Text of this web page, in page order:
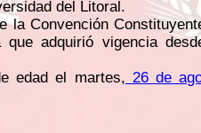
del Litoral.
la Convención
que adquirió vigencia
edad el martes, 26 de